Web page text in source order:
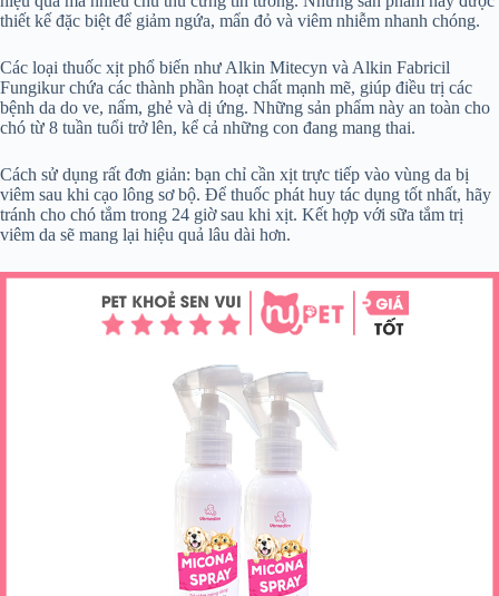
thiết kế đặc biệt để giảm ngứa, mẩn đỏ và viêm nhiễm nhanh chóng.
Các loại thuốc xịt phổ biến như Alkin Mitecyn và Alkin Fabricil
Fungikur chứa các thành phần hoạt chất mạnh mẽ, giúp điều trị các
bệnh da do ve, nấm, ghẻ và dị ứng. Những sản phẩm này an toàn cho
chó từ 8 tuần tuổi trở lên, kể cả những con đang mang thai.
Cách sử dụng rất đơn giản: bạn chỉ cần xịt trực tiếp vào vùng da bị
viêm sau khi cạo lông sơ bộ. Để thuốc phát huy tác dụng tốt nhất, hãy
tránh cho chó tắm trong 24 giờ sau khi xịt. Kết hợp với sữa tắm trị
viêm da sẽ mang lại hiệu quả lâu dài hơn.